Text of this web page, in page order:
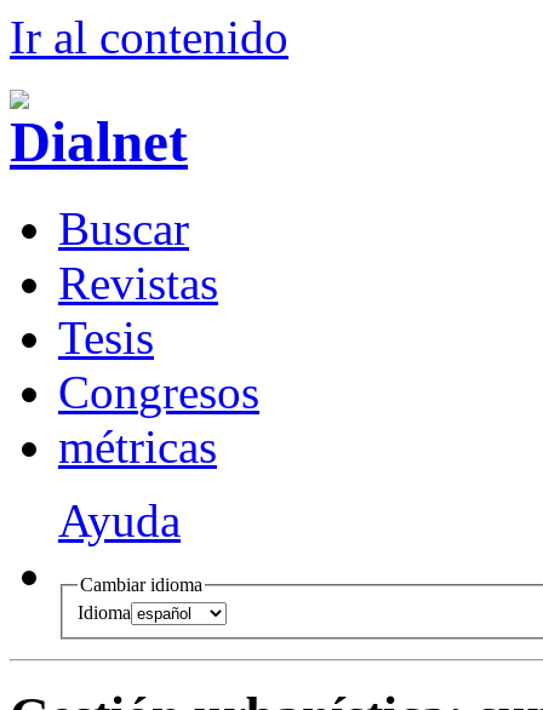
Ir al contenido
Buscar
Revistas
Tesis
Congresos
métricas
Ayuda
Cambiar idioma
Idioma